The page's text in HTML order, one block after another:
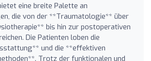
eine breite Palette an
die von der **Traumatologie** über
bis hin zur postoperativen
Die Patienten loben die
und die **effektiven
Trotz der funktionalen und